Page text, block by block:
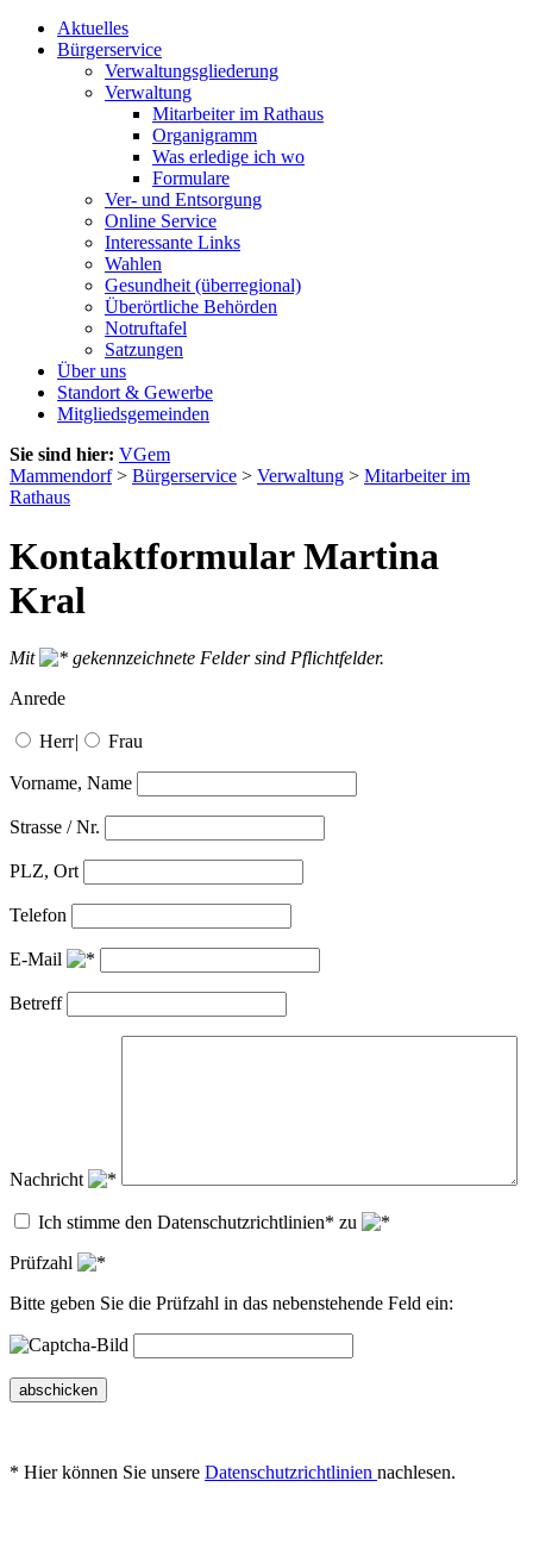
Aktuelles
Bürgerservice
Verwaltungsgliederung
Verwaltung
Mitarbeiter im Rathaus
Organigramm
Was erledige ich wo
Formulare
Ver- und Entsorgung
Online Service
Interessante Links
Wahlen
Gesundheit (überregional)
Überörtliche Behörden
Notruftafel
Satzungen
Über uns
Standort & Gewerbe
Mitgliedsgemeinden
Sie sind hier: VGem
Mammendorf> Bürgerservice > Verwaltung > Mitarbeiter im
Rathaus
Kontaktformular Martina
Kral
Mit
gekennzeichnete Felder sind Pflichtfelder.
Anrede
Herr| Frau
Vorname, Name
Strasse / Nr.
PLZ, Ort
Telefon
E-Mail
Betreff
Nachricht
Ich stimme den Datenschutzrichtlinien* zu
Prüfzahl
Bitte geben Sie die Prüfzahl in das nebenstehende Feld ein:
abschicken
* Hier können Sie unsere Datenschutzrichtlinien nachlesen.